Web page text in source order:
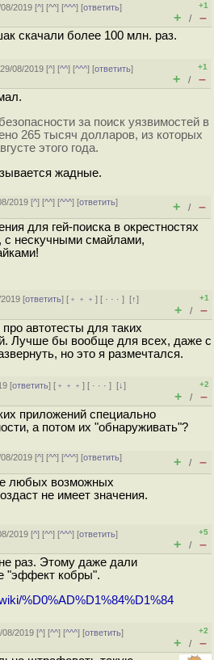
2019 [^] [^^] [^^^] [ответить]
+1
+ / –
скачали более 100 млн. раз.
08/2019 [^] [^^] [^^^] [ответить]
+1
+ / –
за поиск уязвимостей в
265 тысяч долларов, из которых
этого года.
жадные.
2019 [^] [^^] [^^^] [ответить]
+ / –
для гей-поиска в окрестностях
с нескучными смайлами,
[ответить] [ ﹢﹢﹢] [ · · ·][↑]
+1
+ / –
автотесты для таких
Лучше бы вообще для всех, даже с
но это я размечтался.
[ответить] [ ﹢﹢﹢] [ · · ·][↓]
+2
+ / –
приложений специально
а потом их "обнаруживать"?
2019 [^] [^^] [^^^] [ответить]
+ / –
любых возможных
не имеет значения.
2019 [^] [^^] [^^^] [ответить]
+5
+ / –
раз. Этому даже дали
"эффект кобры".
%D0%AD%D1%84%D1%84
08/2019 [^] [^^] [^^^] [ответить]
+2
+ / –